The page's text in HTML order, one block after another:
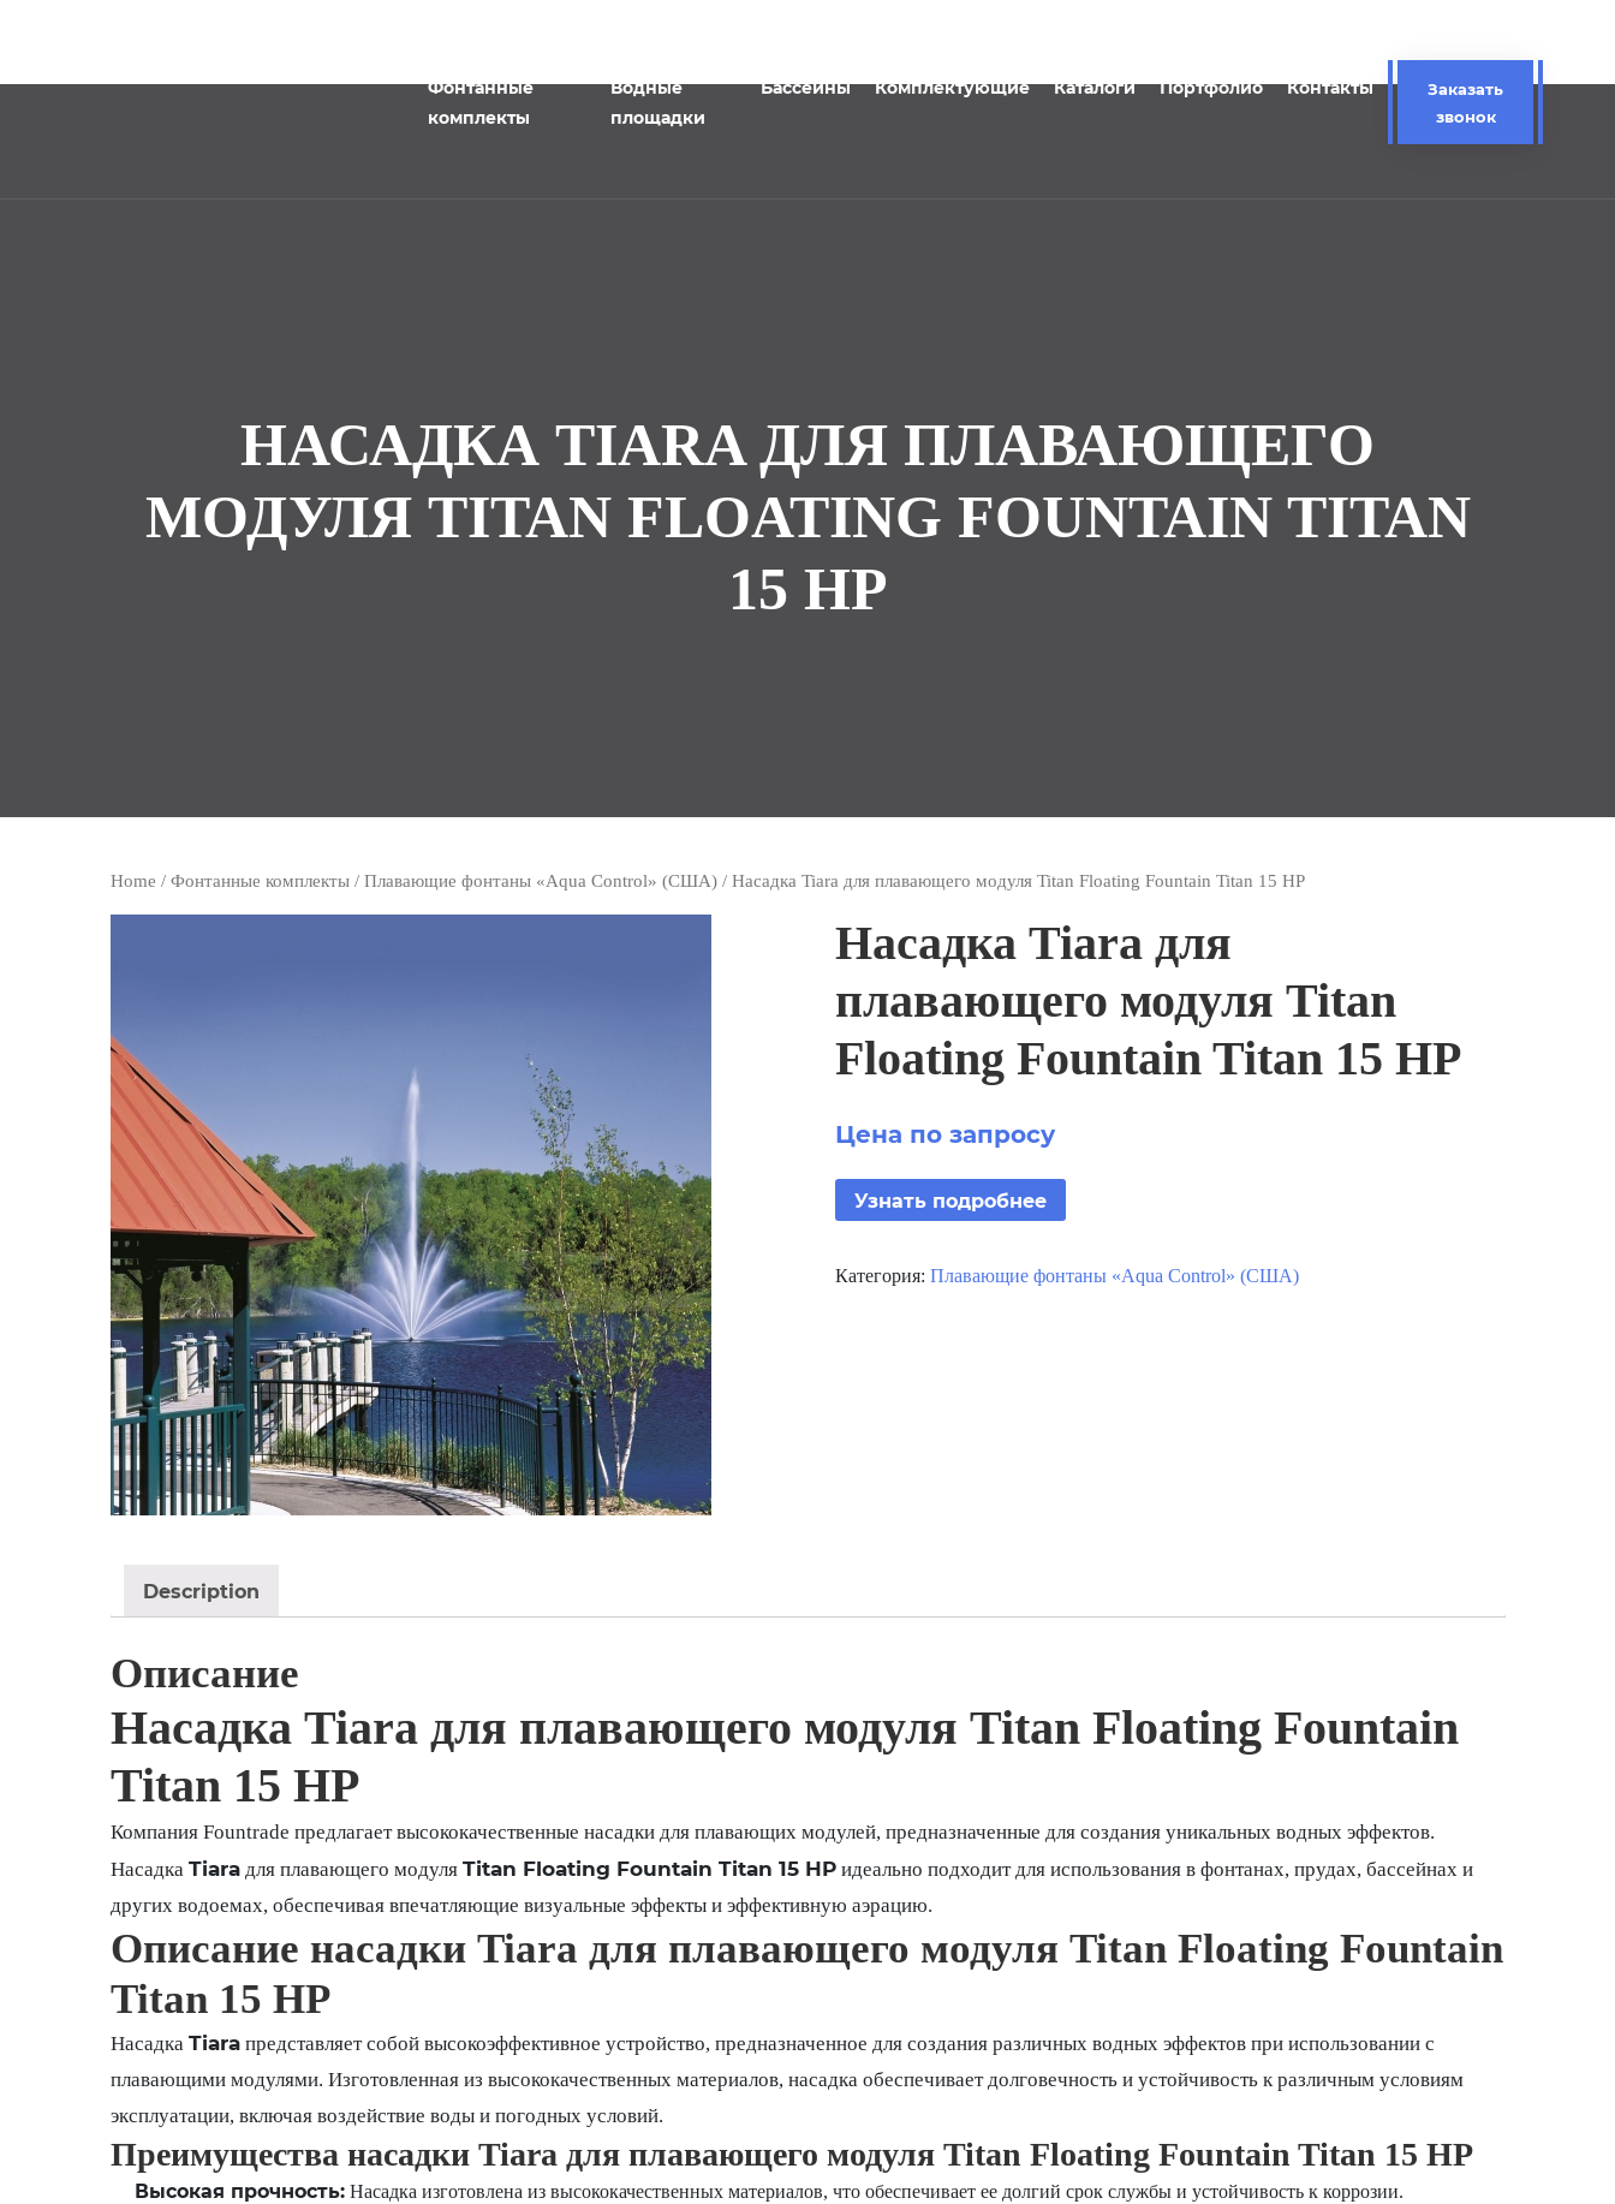
Фонтанные
комплекты
Водные
площадки
Бассейны Комплектующие Каталоги Портфолио Контакты
Заказать
звонок
НАСАДКА TIARA ДЛЯ ПЛАВАЮЩЕГО
МОДУЛЯ TITAN FLOATING FOUNTAIN TITAN
15 HP
Home / Фонтанные комплекты/ Плавающие фонтаны «Aqua Control» (США)/ Насадка Tiara для плавающего модуля Titan Floating Fountain Titan 15 HP
Насадка Tiara для
плавающего модуля Titan
Floating Fountain Titan 15 HP
Цена по запросу
Узнать подробнее
Категория:Плавающие фонтаны «Aqua Control» (США)
Description
Описание
Насадка Tiara для плавающего модуля Titan Floating Fountain
Titan 15 HP
Компания Fountrade предлагает высококачественные насадки для плавающих модулей, предназначенные для создания уникальных водных эффектов.
Насадка Tiaraдля плавающего модуля Titan Floating Fountain Titan 15 HPидеально подходит для использования в фонтанах, прудах, бассейнах и
других водоемах, обеспечивая впечатляющие визуальные эффекты и эффективную аэрацию.
Описание насадки Tiara для плавающего модуля Titan Floating Fountain
Titan 15 HP
Насадка Tiaraпредставляет собой высокоэффективное устройство, предназначенное для создания различных водных эффектов при использовании с
плавающими модулями. Изготовленная из высококачественных материалов, насадка обеспечивает долговечность и устойчивость к различным условиям
эксплуатации, включая воздействие воды и погодных условий.
Преимущества насадки Tiara для плавающего модуля Titan Floating Fountain Titan 15 HP
Высокая прочность:Насадка изготовлена из высококачественных материалов, что обеспечивает ее долгий срок службы и устойчивость к коррозии.